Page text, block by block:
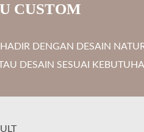
CUSTOM
DENGAN DESAIN
DESAIN SESUAI